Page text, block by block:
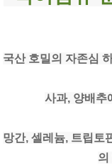
국산 호밀의 자존심
사과, 양배추
망간, 셀레늄, 트립토
의